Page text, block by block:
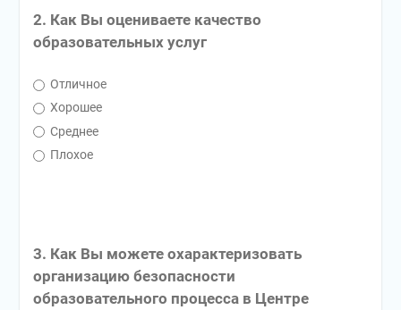
2. Как Вы оцениваете качество
образовательных услуг
Отличное
Хорошее
Среднее
Плохое
3. Как Вы можете охарактеризовать
организацию безопасности
образовательного процесса в Центре